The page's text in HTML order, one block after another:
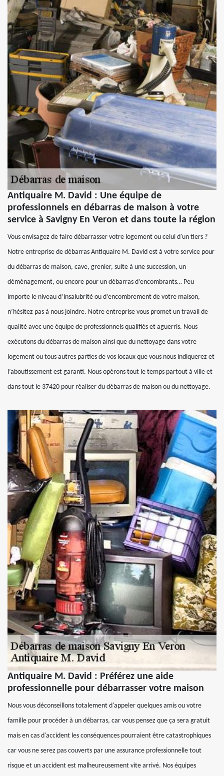
Antiquaire M. David : Une équipe de
professionnels en débarras de maison à votre
service à Savigny En Veron et dans toute la région
Vous envisagez de faire débarrasser votre logement ou celui d'un tiers ?
Notre entreprise de débarras Antiquaire M. David est à votre service pour
du débarras de maison, cave, grenier, suite à une succession, un
déménagement, ou encore pour un débarras d’encombrants… Peu
importe le niveau d’insalubrité ou d’encombrement de votre maison,
n’hésitez pas à nous joindre. Notre entreprise vous promet un travail de
qualité avec une équipe de professionnels qualifiés et aguerris. Nous
exécutons du débarras de maison ainsi que du nettoyage dans votre
logement ou tous autres parties de vos locaux que vous nous indiquerez et
l’aboutissement est garanti. Nous opérons tout le temps partout à ville et
dans tout le 37420 pour réaliser du débarras de maison ou du nettoyage.
Antiquaire M. David : Préférez une aide
professionnelle pour débarrasser votre maison
Nous vous déconseillons totalement d'appeler quelques amis ou votre
famille pour procéder à un débarras, car vous pensez que ça sera gratuit
mais en cas d'accident les conséquences pourraient être catastrophiques
car vous ne serez pas couverts par une assurance professionnelle tout
risque et un accident est malheureusement vite arrivé. Nos équipes